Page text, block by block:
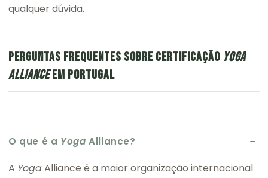
qualquer dúvida.
PERGUNTAS FREQUENTES SOBRE CERTIFICAÇÃO YOGA
ALLIANCEEM PORTUGAL
O que é a Yoga Alliance?
A YogaAlliance é a maior organização internacional